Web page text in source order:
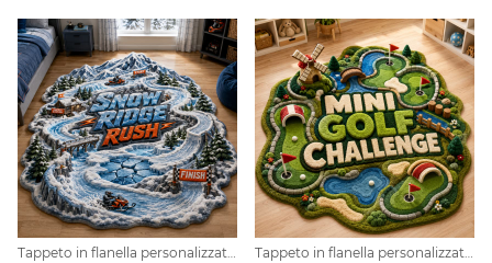
Tappeto in flanella personalizzato a tema Snow Ridge Rush Snow Rescue Route Tappeto in flanella personalizzato a tema minigolf